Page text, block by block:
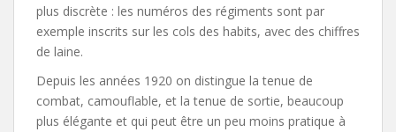
plus discrète : les numéros des régiments sont par
exemple inscrits sur les cols des habits, avec des chiffres
de laine.
Depuis les années 1920 on distingue la tenue de
combat, camouflable, et la tenue de sortie, beaucoup
plus élégante et qui peut être un peu moins pratique à